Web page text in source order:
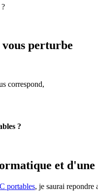
?
perturbe
correspond,
?
et d'une
portables, je saurai repondre